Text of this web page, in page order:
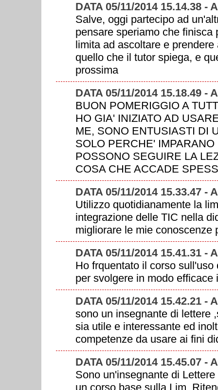
DATA 05/11/2014 15.14.38 -
Salve, oggi partecipo ad
pensare speriamo che
limita ad ascoltare e
quello che il tutor spiega, e
prossima
DATA 05/11/2014 15.18.49 -
BUON POMERIGGIO A
HO GIA' INIZIATO AD
ME, SONO ENTUSIASTI DI
SOLO PERCHE'
POSSONO SEGUIRE LA
COSA CHE ACCADE
DATA 05/11/2014 15.33.47
Utilizzo quotidianamente la
integrazione delle TIC nella
migliorare le mie conoscenze
DATA 05/11/2014 15.41.31 -
Ho frquentato il corso
per svolgere in modo
DATA 05/11/2014 15.42.21 -
sono un insegnante di lettere
sia utile e interessante ed
competenze da usare ai fini
DATA 05/11/2014 15.45.07 -
Sono un'insegnante di
un corso base sulla Lim.